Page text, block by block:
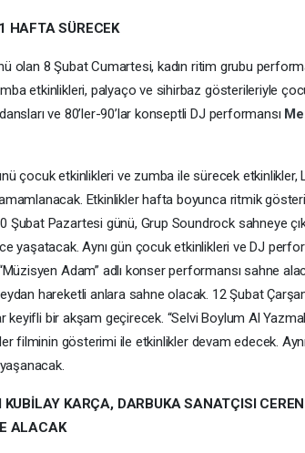
HAFTA SÜRECEK
olan 8 Şubat Cumartesi, kadın ritim grubu
etkinlikleri, palyaço ve sihirbaz gösterileriyle
ve 80’ler-90’lar konseptli DJ performansı
çocuk etkinlikleri ve zumba ile sürecek etkinlikler,
Etkinlikler hafta boyunca ritmik
Şubat Pazartesi günü, Grup Soundrock sahneye
yaşatacak. Aynı gün çocuk etkinlikleri ve DJ
Adam” adlı konser performansı sahne
hareketli anlara sahne olacak. 12 Şubat
keyifli bir akşam geçirecek. “Selvi Boylum Al
filminin gösterimi ile etkinlikler devam edecek.
KARÇA, DARBUKA SANATÇISI
ALACAK